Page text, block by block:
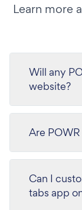
Learn more
Will any
website?
Are
Can I
tabs app